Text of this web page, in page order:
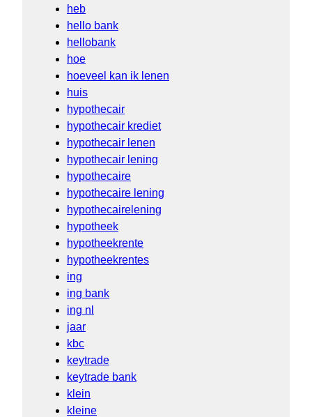
heb
hello bank
hellobank
hoe
hoeveel kan ik lenen
huis
hypothecair
hypothecair krediet
hypothecair lenen
hypothecair lening
hypothecaire
hypothecaire lening
hypothecairelening
hypotheek
hypotheekrente
hypotheekrentes
ing
ing bank
ing nl
jaar
kbc
keytrade
keytrade bank
klein
kleine